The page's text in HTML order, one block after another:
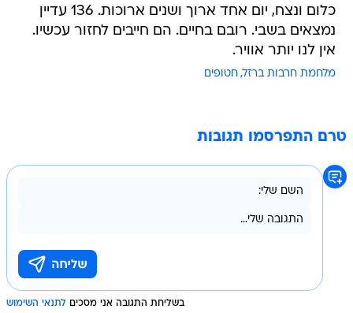
כלום ונצח, יום אחד ארוך ושנים ארוכות. 136 עדיין
נמצאים בשבי. רובם בחיים. הם חייבים לחזור עכשיו.
אין לנו יותר אוויר.
מלחמת חרבות ברזל חטופים
טרם התפרסמו תגובות
בשליחת התגובה אני מסכים לתנאי השימוש